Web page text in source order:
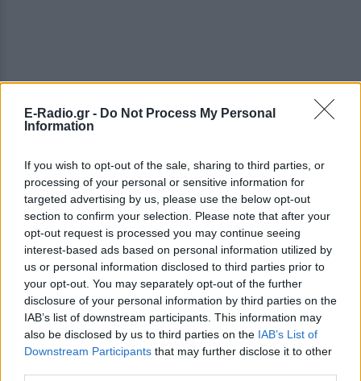
E-Radio.gr - Do Not Process My Personal
Information
If you wish to opt-out of the sale, sharing to third parties, or
processing of your personal or sensitive information for
targeted advertising by us, please use the below opt-out
section to confirm your selection. Please note that after your
opt-out request is processed you may continue seeing
interest-based ads based on personal information utilized by
us or personal information disclosed to third parties prior to
your opt-out. You may separately opt-out of the further
disclosure of your personal information by third parties on the
IAB’s list of downstream participants. This information may
also be disclosed by us to third parties on the IAB’s List of
Downstream Participants that may further disclose it to other
ΔΕΙΤΕ ΕΠΙΣΗΣ
ΣΤΗΝ ΙΔΙΑ ΚΑΤΗΓΟΡΙΑ
Χούθι χτύπησαν Aramco, Ιράν
σκληραίνει τους όρους για τα
Στενά του Ορμούζ